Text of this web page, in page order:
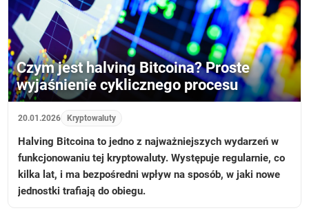
Czym jest halving Bitcoina? Proste
wyjaśnienie cyklicznego procesu
20.01.2026 Kryptowaluty
Halving Bitcoina to jedno z najważniejszych wydarzeń w
funkcjonowaniu tej kryptowaluty. Występuje regularnie, co
kilka lat, i ma bezpośredni wpływ na sposób, w jaki nowe
jednostki trafiają do obiegu.